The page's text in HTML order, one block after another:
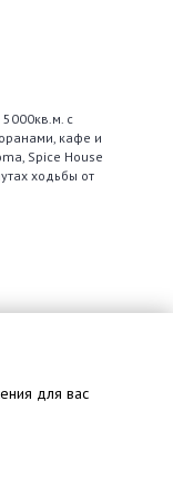
с
кафе и
Spice House
ходьбы от
для вас